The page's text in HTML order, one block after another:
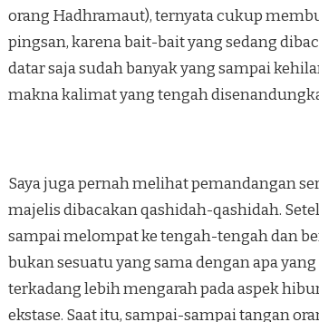
orang Hadhramaut), ternyata cukup
pingsan, karena bait-bait yang sedang
datar saja sudah banyak yang sampai
makna kalimat yang tengah
Saya juga pernah melihat peman­dang­an
majelis dibacakan qashidah-qashidah.
sampai melompat ke te­ngah-tengah dan
bukan sesuatu yang sama dengan apa
terka­dang lebih mengarah pada aspek
ekstase. Saat itu, sampai-sampai tangan